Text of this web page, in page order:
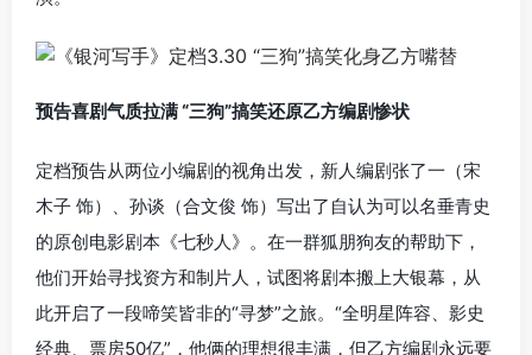
预告喜剧气质拉满 “三狗”搞笑还原乙方编剧惨状
定档预告从两位小编剧的视角出发，新人编剧张了一（宋
木子 饰）、孙谈（合文俊 饰）写出了自认为可以名垂青史
的原创电影剧本《七秒人》。在一群狐朋狗友的帮助下，
他们开始寻找资方和制片人，试图将剧本搬上大银幕，从
此开启了一段啼笑皆非的“寻梦”之旅。“全明星阵容、影史
经典、票房50亿”，他俩的理想很丰满，但乙方编剧永远要